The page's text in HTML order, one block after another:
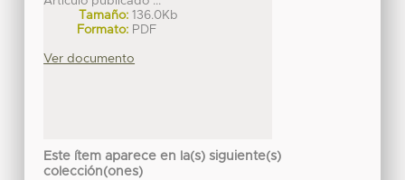
Tamaño: 136.0Kb
Formato: PDF
Ver documento
Este ítem aparece en la(s) siguiente(s)
colección(ones)